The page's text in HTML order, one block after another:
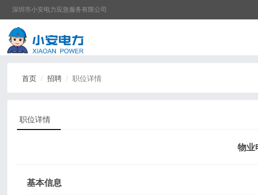
深圳市小安电力应急服务有限公司
首页 招聘 职位详情
职位详情
物业
基本信息